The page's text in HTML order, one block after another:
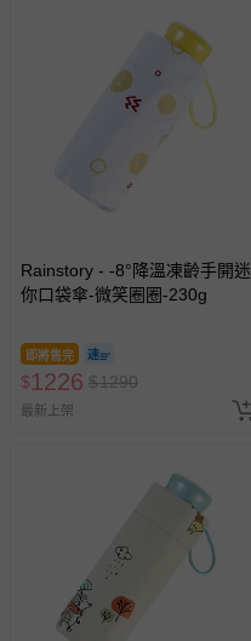
Rainstory - -8°降溫凍齡手開迷
你口袋傘-微笑圈圈-230g
即將售完
$1226 $1290
最新上架